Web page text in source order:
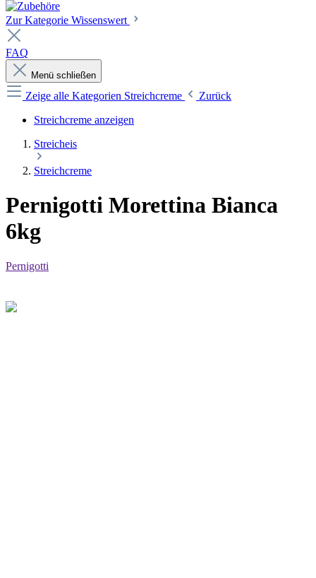
Zur Kategorie Wissenswert
FAQ
Menü schließen
Zeige alle Kategorien Streichcreme
Zurück
Streichcreme anzeigen
Streicheis
Streichcreme
Pernigotti Morettina Bianca
6kg
Pernigotti